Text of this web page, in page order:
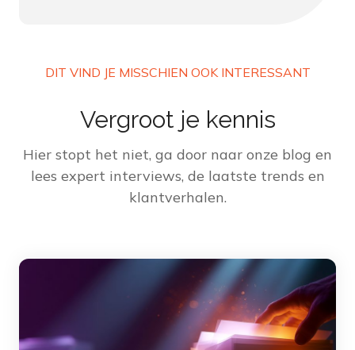
DIT VIND JE MISSCHIEN OOK INTERESSANT
Vergroot je kennis
Hier stopt het niet, ga door naar onze blog en
lees expert interviews, de laatste trends en
klantverhalen.